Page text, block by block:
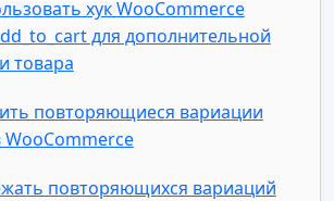
хук WooCommerce
для дополнительной
товара
повторяющиеся вариации
WooCommerce
повторяющихся вариаций